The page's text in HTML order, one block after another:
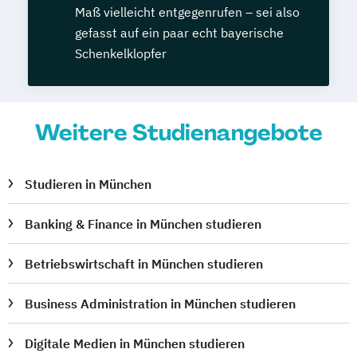
Maß vielleicht entgegenrufen – sei also
gefasst auf ein paar echt bayerische
Schenkelklopfer
Weitere Studienangebote
Studieren in München
Banking & Finance in München studieren
Betriebswirtschaft in München studieren
Business Administration in München studieren
Digitale Medien in München studieren